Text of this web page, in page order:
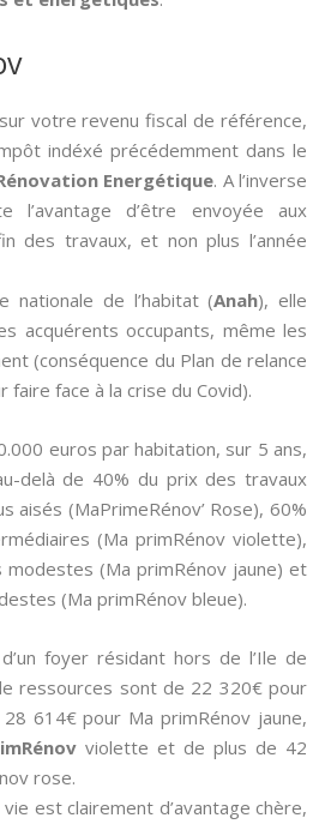
votre revenu fiscal de référence,
indéxé précédemment dans le
Energétique. A l’inverse
l’avantage d’être envoyée aux
des travaux, et non plus l’année
nationale de l’habitat (Anah), elle
acquérents occupants, même les
(conséquence du Plan de relance
face à la crise du Covid).
euros par habitation, sur 5 ans,
delà de 40% du prix des travaux
aisés (MaPrimeRénov’ Rose), 60%
(Ma primRénov violette),
modestes (Ma primRénov jaune) et
(Ma primRénov bleue).
foyer résidant hors de l’Ile de
ressources sont de 22 320€ pour
614€ pour Ma primRénov jaune,
violette et de plus de 42
rose.
est clairement d’avantage chère,